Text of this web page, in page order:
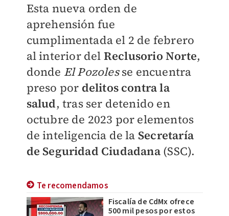
Esta nueva orden de
aprehensión fue
cumplimentada el 2 de febrero
al interior del Reclusorio Norte,
donde El Pozolesse encuentra
preso por delitos contra la
salud, tras ser detenido en
octubre de 2023 por elementos
de inteligencia de la Secretaría
de Seguridad Ciudadana(SSC).
Te recomendamos
Fiscalía de CdMx ofrece
500 mil pesos por estos